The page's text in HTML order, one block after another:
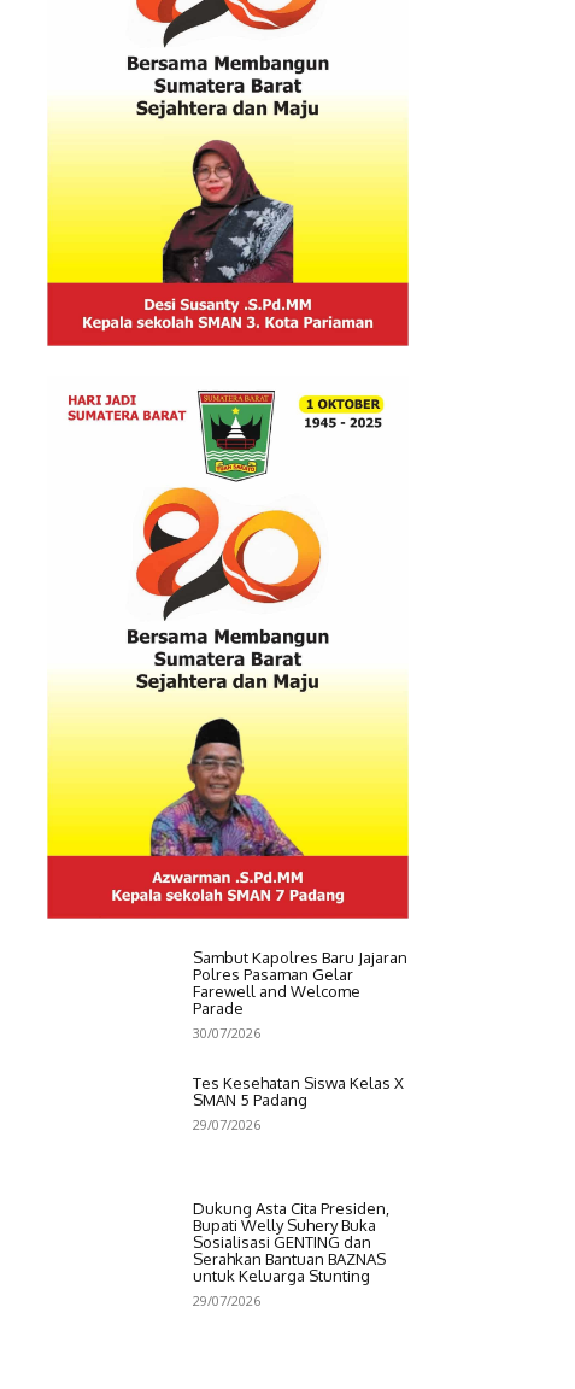
Sambut Kapolres Baru Jajaran
Polres Pasaman Gelar
Farewell and Welcome
Parade
30/07/2026
Tes Kesehatan Siswa Kelas X
SMAN 5 Padang
29/07/2026
Dukung Asta Cita Presiden,
Bupati Welly Suhery Buka
Sosialisasi GENTING dan
Serahkan Bantuan BAZNAS
untuk Keluarga Stunting
29/07/2026